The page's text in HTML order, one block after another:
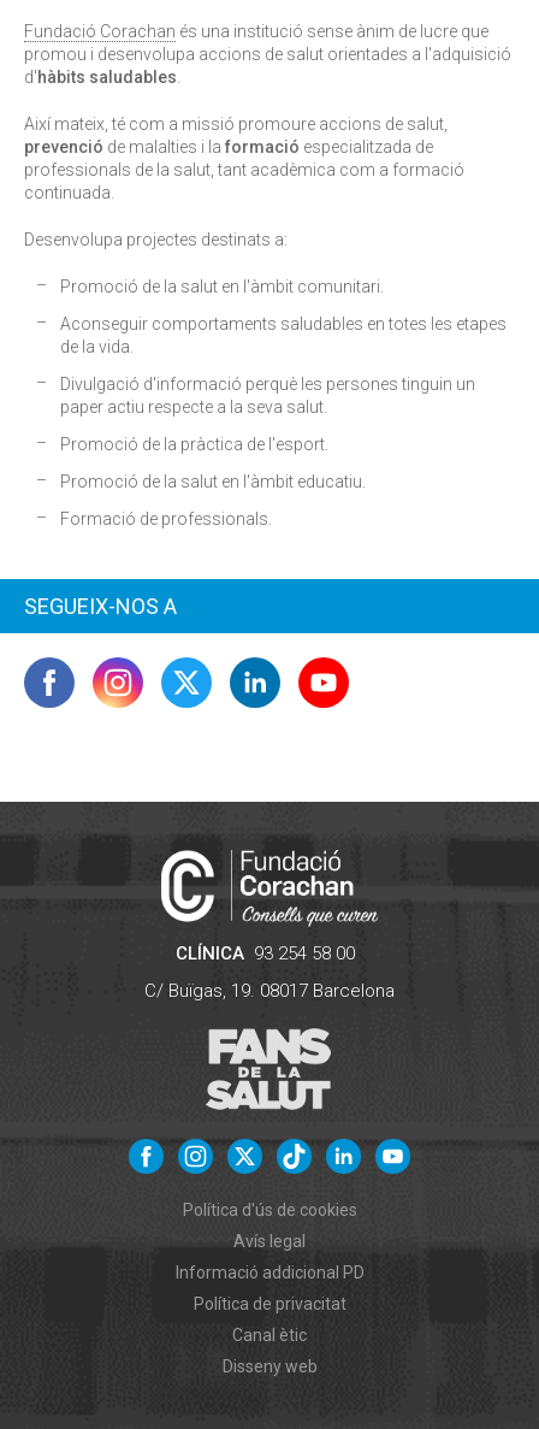
Fundació Corachan és una institució sense ànim de lucre que
promou i desenvolupa accions de salut orientades a l'adquisició
d'hàbits saludables.
Així mateix, té com a missió promoure accions de salut,
prevenció de malalties i la formació especialitzada de
professionals de la salut, tant acadèmica com a formació
continuada.
Desenvolupa projectes destinats a:
Promoció de la salut en l'àmbit comunitari.
Aconseguir comportaments saludables en totes les etapes
de la vida.
Divulgació d'informació perquè les persones tinguin un
paper actiu respecte a la seva salut.
Promoció de la pràctica de l'esport.
Promoció de la salut en l'àmbit educatiu.
Formació de professionals.
SEGUEIX-NOS A
CLÍNICA 93 254 58 00
C/ Buïgas, 19. 08017 Barcelona
Política d'ús de cookies
Avís legal
Informació addicional PD
Política de privacitat
Canal ètic
Disseny web